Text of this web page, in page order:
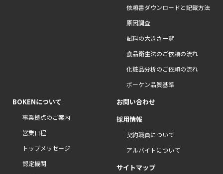
依頼書ダウンロードと記載方法
原因調査
試料の大きさ一覧
食品衛生法のご依頼の流れ
化粧品分析のご依頼の流れ
ボーケン品質基準
BOKENについて
事業拠点のご案内
営業日程
トップメッセージ
認定機関
お問い合わせ
採用情報
契約職員について
アルバイトについて
サイトマップ